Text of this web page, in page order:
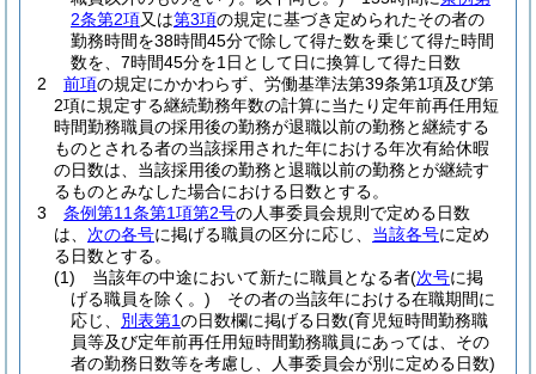
2条第2項又は第3項の規定に基づき定められたその者の
勤務時間を38時間45分で除して得た数を乗じて得た時間
数を、7時間45分を1日として日に換算して得た日数
2
前項の規定にかかわらず、労働基準法第39条第1項及び第
2項に規定する継続勤務年数の計算に当たり定年前再任用短
時間勤務職員の採用後の勤務が退職以前の勤務と継続する
ものとされる者の当該採用された年における年次有給休暇
の日数は、当該採用後の勤務と退職以前の勤務とが継続す
るものとみなした場合における日数とする。
3
条例第11条第1項第2号の人事委員会規則で定める日数
は、 次の各号に掲げる職員の区分に応じ、 当該各号に定め
る日数とする。
(1)
当該年の中途において新たに職員となる者(次号に掲
げる職員を除く。) その者の当該年における在職期間に
応じ、 別表第1の日数欄に掲げる日数(育児短時間勤務職
員等及び定年前再任用短時間勤務職員にあっては、その
者の勤務日数等を考慮し、人事委員会が別に定める日数)